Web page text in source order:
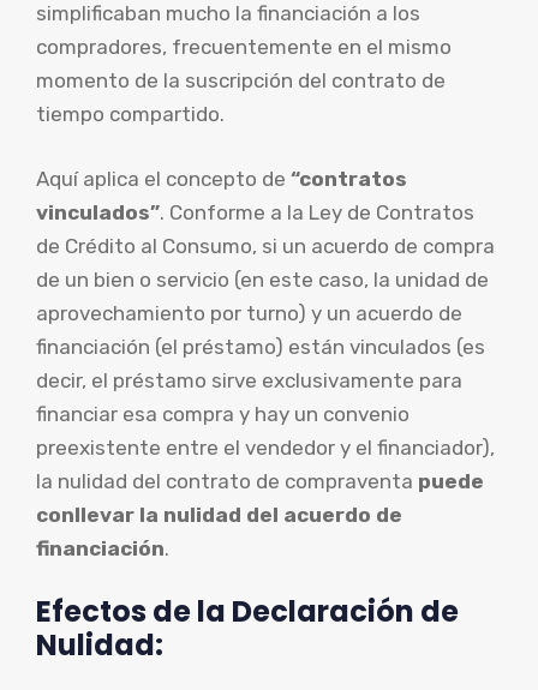
simplificaban mucho la financiación a los
compradores, frecuentemente en el mismo
momento de la suscripción del contrato de
tiempo compartido.
Aquí aplica el concepto de “contratos
vinculados”. Conforme a la Ley de Contratos
de Crédito al Consumo, si un acuerdo de compra
de un bien o servicio (en este caso, la unidad de
aprovechamiento por turno) y un acuerdo de
financiación (el préstamo) están vinculados (es
decir, el préstamo sirve exclusivamente para
financiar esa compra y hay un convenio
preexistente entre el vendedor y el financiador),
la nulidad del contrato de compraventa puede
conllevar la nulidad del acuerdo de
financiación.
Efectos de la Declaración de
Nulidad: